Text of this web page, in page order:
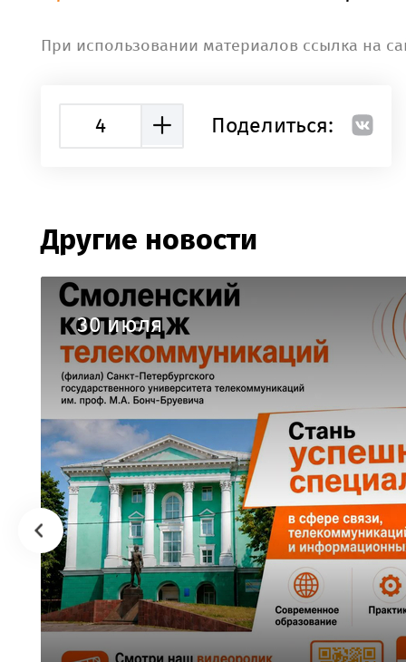
При использовании материалов ссылка на
4 Поделиться:
Другие новости
30 июля